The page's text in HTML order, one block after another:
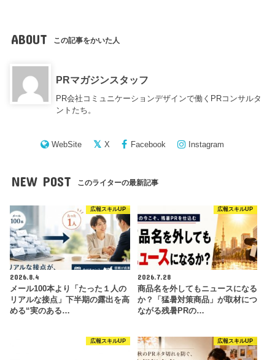
ABOUT この記事をかいた人
PRマガジンスタッフ
PR会社コミュニケーションデザインで働くPRコンサルタ
ントたち。
WebSite X Facebook Instagram
NEW POST このライターの最新記事
広報スキルUP
2026.8.4
メール100本より「たった１人の
リアルな接点」下半期の露出を高
める“実のある…
広報スキルUP
2026.7.28
商品名を外してもニュースになる
か？「猛暑対策商品」が取材につ
ながる残暑PRの…
広報スキルUP 広報スキルUP